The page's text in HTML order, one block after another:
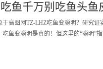
鱼千万别吃鱼头鱼
于高图网TZ-LHZ吃鱼变聪明？研究
吃鱼变聪明是真的！但这里的“聪明”